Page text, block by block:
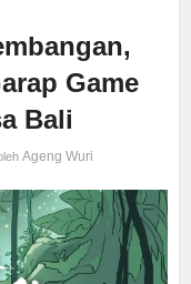
Game
Bali
Ageng Wuri